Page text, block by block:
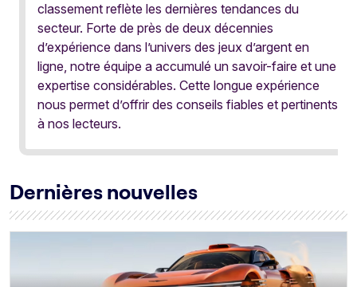
classement reflète les dernières tendances du
secteur. Forte de près de deux décennies
d’expérience dans l’univers des jeux d’argent en
ligne, notre équipe a accumulé un savoir-faire et une
expertise considérables. Cette longue expérience
nous permet d’offrir des conseils fiables et pertinents
à nos lecteurs.
Dernières nouvelles